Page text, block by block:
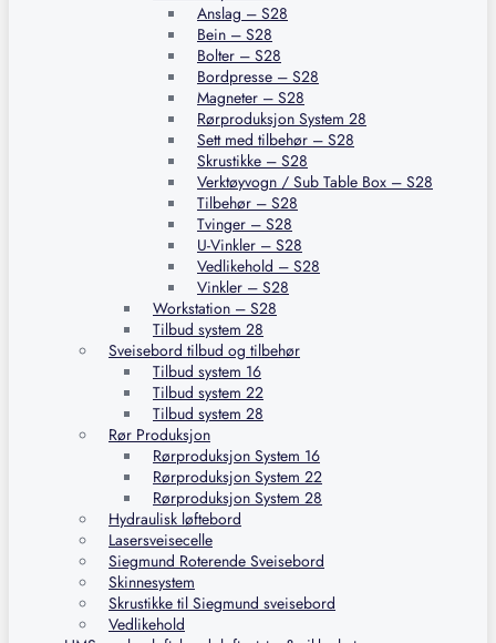
Anslag – S28
Bein – S28
Bolter – S28
Bordpresse – S28
Magneter – S28
Rørproduksjon System 28
Sett med tilbehør – S28
Skrustikke – S28
Verktøyvogn / Sub Table Box – S28
Tilbehør – S28
Tvinger – S28
U-Vinkler – S28
Vedlikehold – S28
Vinkler – S28
Workstation – S28
Tilbud system 28
Sveisebord tilbud og tilbehør
Tilbud system 16
Tilbud system 22
Tilbud system 28
Rør Produksjon
Rørproduksjon System 16
Rørproduksjon System 22
Rørproduksjon System 28
Hydraulisk løftebord
Lasersveisecelle
Siegmund Roterende Sveisebord
Skinnesystem
Skrustikke til Siegmund sveisebord
Vedlikehold